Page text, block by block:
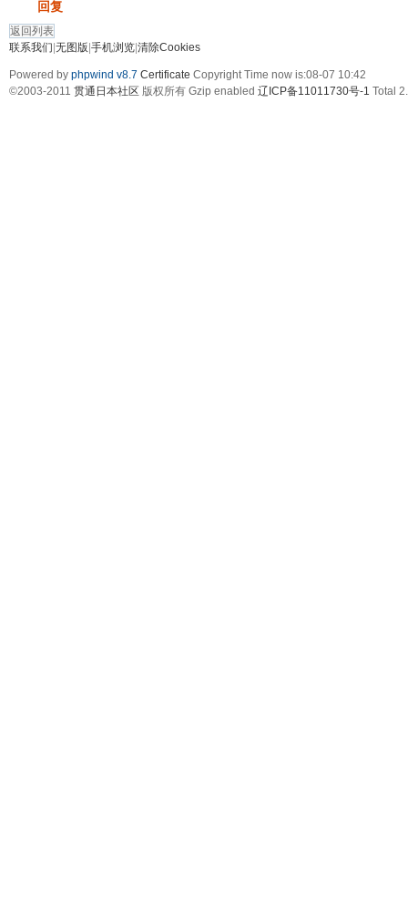
回复
返回列表
联系我们 无图版 手机浏览 清除Cookies
Powered by phpwind v8.7 Certificate Copyright Time now is:08-07 10:42
©2003-2011 贯通日本社区 版权所有 Gzip enabled 辽ICP备11011730号-1 Total